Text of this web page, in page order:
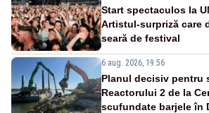
Start spectaculos la
Artistul-surpriză care
seară de festival
6 aug. 2026, 19:56
Planul decisiv pentru
Reactorului 2 de la
scufundate barjele în